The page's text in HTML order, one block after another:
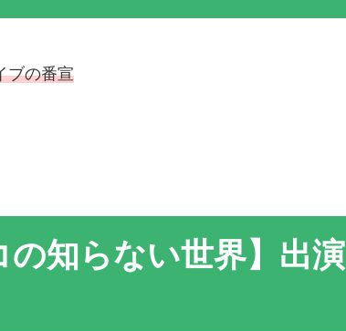
ブの番宣
の知らない世界】出演